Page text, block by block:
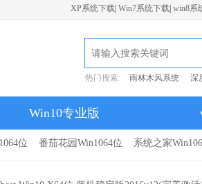
XP系统下载 Win7系统下载 win8系
热门搜索: 雨林木风系统 深
Win10专业版
位 番茄花园Win1064位 系统之家